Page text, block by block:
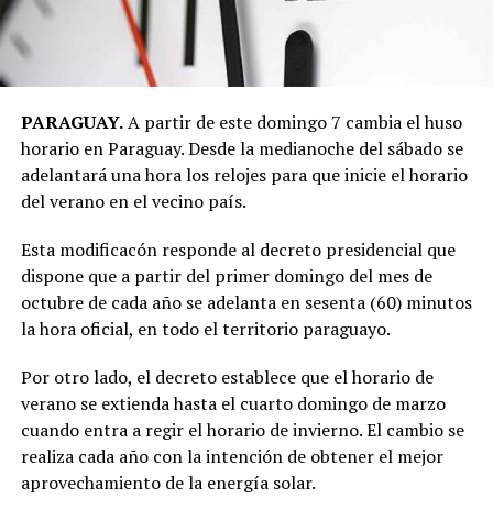
PARAGUAY.A partir de este domingo 7 cambia el huso
horario en Paraguay. Desde la medianoche del sábado se
adelantará una hora los relojes para que inicie el horario
del verano en el vecino país.
Esta modificacón responde al decreto presidencial que
dispone que a partir del primer domingo del mes de
octubre de cada año se adelanta en sesenta (60) minutos
la hora oficial, en todo el territorio paraguayo.
Por otro lado, el decreto establece que el horario de
verano se extienda hasta el cuarto domingo de marzo
cuando entra a regir el horario de invierno. El cambio se
realiza cada año con la intención de obtener el mejor
aprovechamiento de la energía solar.